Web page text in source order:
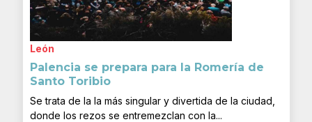
León
Palencia se prepara para la Romería de
Santo Toribio
Se trata de la la más singular y divertida de la ciudad,
donde los rezos se entremezclan con la...